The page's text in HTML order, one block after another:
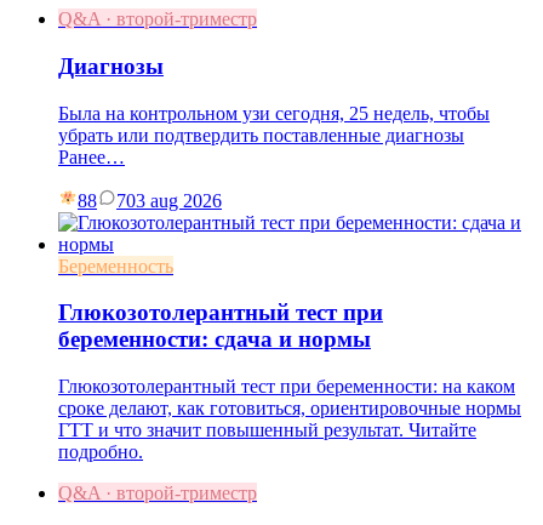
Q&A · второй-триместр
Диагнозы
Была на контрольном узи сегодня, 25 недель, чтобы
убрать или подтвердить поставленные диагнозы
Ранее…
88 703 aug 2026
Беременность
Глюкозотолерантный тест при
беременности: сдача и нормы
Глюкозотолерантный тест при беременности: на каком
сроке делают, как готовиться, ориентировочные нормы
ГТТ и что значит повышенный результат. Читайте
подробно.
Q&A · второй-триместр